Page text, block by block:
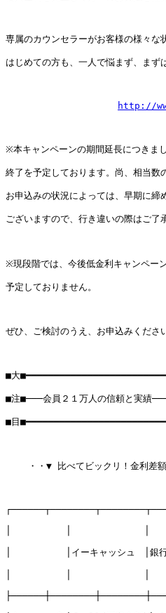
専属のカウンセラーがお客様の様々な
はじめての方も、一人で悩まず、まず
http://
※本キャンペーンの期間延長につきま
終了を予定しております。尚、相当数
お申込みの状況によっては、早期に締
ございますので、行き違いの際はご了
※現段階では、今後低金利キャンペー
予定しておりません。
ぜひ、ご検討のうえ、お申込みくださ
■大
■注■───会員２１万人の信頼と実績
■目
・・▼ 比べてビックリ！金利差
│　　　　　　│イーキャッシュ　│銀